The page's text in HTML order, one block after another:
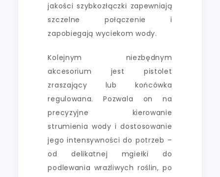
jakości szybkozłączki zapewniają
szczelne połączenie i
zapobiegają wyciekom wody.
Kolejnym niezbędnym
akcesorium jest pistolet
zraszający lub końcówka
regulowana. Pozwala on na
precyzyjne kierowanie
strumienia wody i dostosowanie
jego intensywności do potrzeb –
od delikatnej mgiełki do
podlewania wrażliwych roślin, po